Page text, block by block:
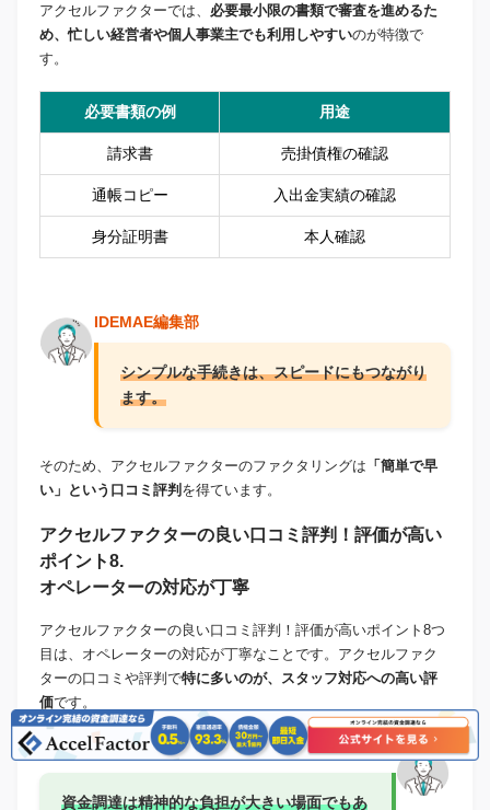
アクセルファクターでは、 必要最小限の書類で審査を進めるた
め、忙しい経営者や個人事業主でも利用しやすいのが特徴で
す。
必要書類の例 用途
請求書 売掛債権の確認
通帳コピー 入出金実績の確認
身分証明書 本人確認
IDEMAE編集部
シンプルな手続きは、スピードにもつながり
ます。
そのため、アクセルファクターのファクタリングは 「簡単で早
い」という口コミ評判 を得ています。
アクセルファクターの良い口コミ評判！評価が高い
ポイント8.
オペレーターの対応が丁寧
アクセルファクターの良い口コミ評判！評価が高いポイント8つ
目は、オペレーターの対応が丁寧なことです。アクセルファク
ターの口コミや評判で特に多いのが、スタッフ対応への高い評
価です。
IDEMAE編集部
資金調達は精神的な負担が大きい場面でもあ